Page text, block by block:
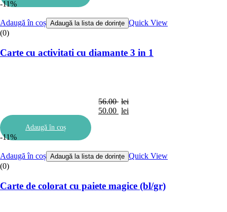
-11%
Adaugă în coș Adaugă la lista de dorințe Quick View
(0)
Carte cu activitati cu diamante 3 in 1
56.00 lei
Prețul
50.00 lei
Adaugă în coș
-11%
Adaugă în coș Adaugă la lista de dorințe Quick View
(0)
Carte de colorat cu paiete magice (bl/gr)